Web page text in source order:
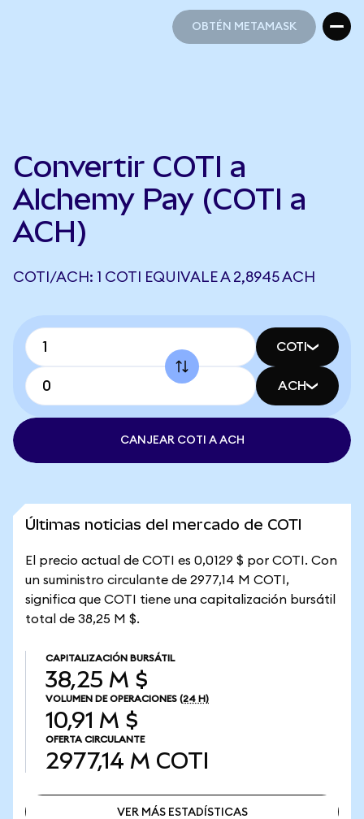
OBTÉN METAMASK
Convertir COTI a
Alchemy Pay (COTI a
ACH)
COTI/ACH: 1 COTI EQUIVALE A 2,8945 ACH
COTI
ACH
CANJEAR COTI A ACH
Últimas noticias del mercado de COTI
El precio actual de COTI es 0,0129 $ por COTI. Con
un suministro circulante de 2977,14 M COTI,
significa que COTI tiene una capitalización bursátil
total de 38,25 M $.
CAPITALIZACIÓN BURSÁTIL
38,25 M $
VOLUMEN DE OPERACIONES (24 H)
10,91 M $
OFERTA CIRCULANTE
2977,14 M COTI
VER MÁS ESTADÍSTICAS